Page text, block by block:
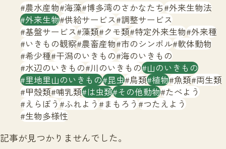
文字サイズ 小 中 大
生物多様性ふくおかウェブセンターとは
サイトマップ
農水産物 海藻 博多湾のさかなたち 外来生物法
外来生物 供給サービス 調整サービス
基盤サービス 藻類 クモ類 特定外来生物 外来種
いきもの観察 農畜産物 市のシンボル 軟体動物
希少種 干潟のいきもの 海のいきもの
水辺のいきもの 川のいきもの 山のいきもの
里地里山のいきもの 昆虫 鳥類 植物 魚類 両生類
甲殻類 哺乳類 は虫類 その他動物 たべよう
えらぼう ふれよう まもろう つたえよう
生物多様性
記事が見つかりませんでした。